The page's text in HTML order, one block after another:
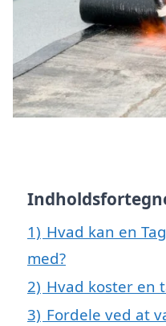
1) Hvad kan en
med?
2) Hvad koster en
3) Fordele ved at